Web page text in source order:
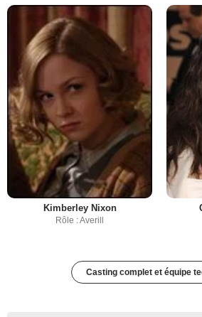
Kimberley Nixon
Rôle : Averill
Casting complet et équipe